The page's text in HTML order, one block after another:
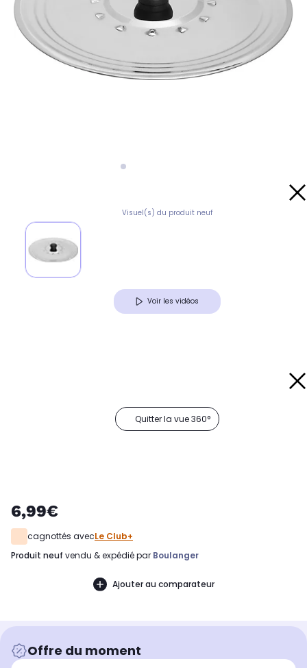
Visuel(s) du produit neuf
Voir les vidéos
Quitter la vue 360°
6,99€
cagnottés avecLe Club+
produit neuf vendu & expédié par Boulanger
Ajouter au comparateur
Offre du moment